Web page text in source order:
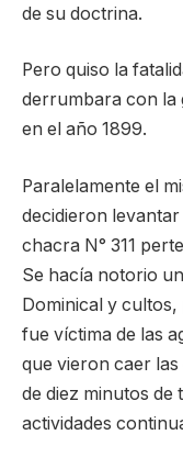
de su doctrina.
Pero quiso la
derrumbara con la
en el año 1899.
Paralelamente el
decidieron
chacra N° 311
Se hacía notorio
Dominical y
fue víctima de las
que vieron caer
de diez minutos de
actividades